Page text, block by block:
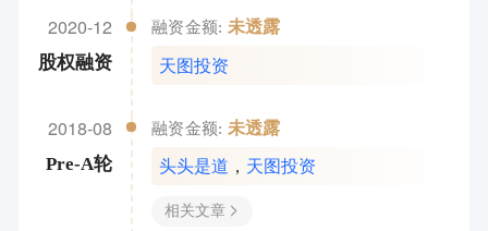
2020-12
股权融资
融资金额: 未透露
天图投资
2018-08
Pre-A轮
融资金额: 未透露
头头是道 ， 天图投资
相关文章